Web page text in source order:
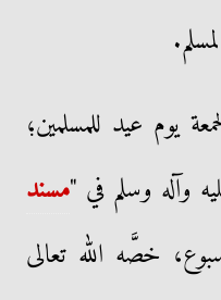
يوم عيد للمسلمين؛
وآله وسلم في "مسند
خصَّه الله تعالى